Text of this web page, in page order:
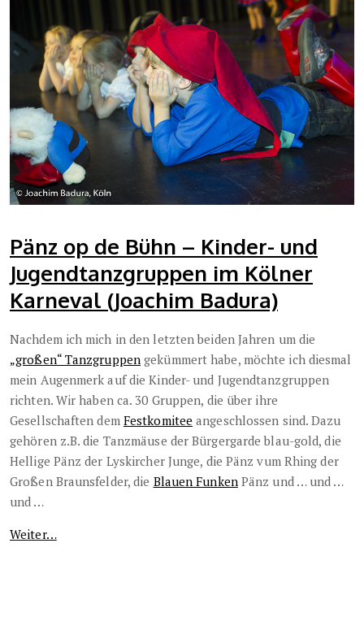
Pänz op de Bühn – Kinder- und
Jugendtanzgruppen im Kölner
Karneval (Joachim Badura)
Nachdem ich mich in den letzten beiden Jahren um die
„großen“ Tanzgruppen gekümmert habe, möchte ich diesmal
mein Augenmerk auf die Kinder- und Jugendtanzgruppen
richten. Wir haben ca. 30 Gruppen, die über ihre
Gesellschaften dem Festkomitee angeschlossen sind. Dazu
gehören z.B. die Tanzmäuse der Bürgergarde blau-gold, die
Hellige Pänz der Lyskircher Junge, die Pänz vum Rhing der
Großen Braunsfelder, die Blauen FunkenPänz und … und …
und …
Weiter…